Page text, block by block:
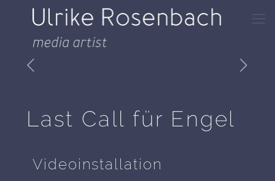
Last Call für Engel
Videoinstallation